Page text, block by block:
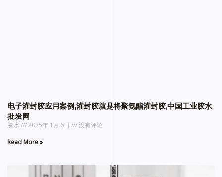
电子灌封胶应用案例,灌封胶就是将聚氨酯灌封胶,中国工业胶水
批发网
胶水 2025年 1月 6日
没有评论
Read More »